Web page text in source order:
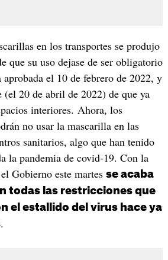
en los transportes se produjo
que su uso dejase de ser obligatorio
el 10 de febrero de 2022, y
(el 20 de abril de 2022) de que ya
interiores. Ahora, los
no usar la mascarilla en las
sanitarios, algo que han tenido
la pandemia de covid-19. Con la
Gobierno este martes se acaba
todas las restricciones que
el estallido del virus hace ya
.